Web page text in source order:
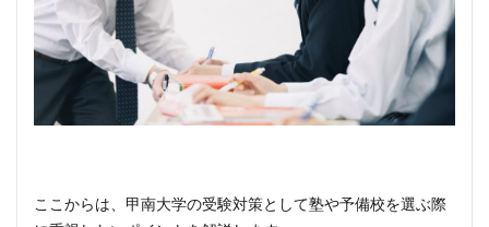
ここからは、甲南大学の受験対策として塾や予備校を選ぶ際